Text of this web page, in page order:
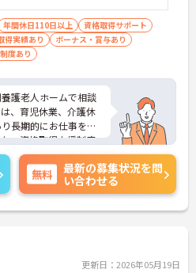
年間休日110日以上
資格取得サポート
得実績あり
ボーナス・賞与あり
度あり
護老人ホームで相談
、育児休業、介護休
長期的にお仕事を続
、資格取得支援制度
う、人気テーマパー
ぶ制度もあり、成長
。ご興味のある方に
すのでお気軽にお問
無料
最新の募集状況を問
い合わせる
更新日：2026年05月19日